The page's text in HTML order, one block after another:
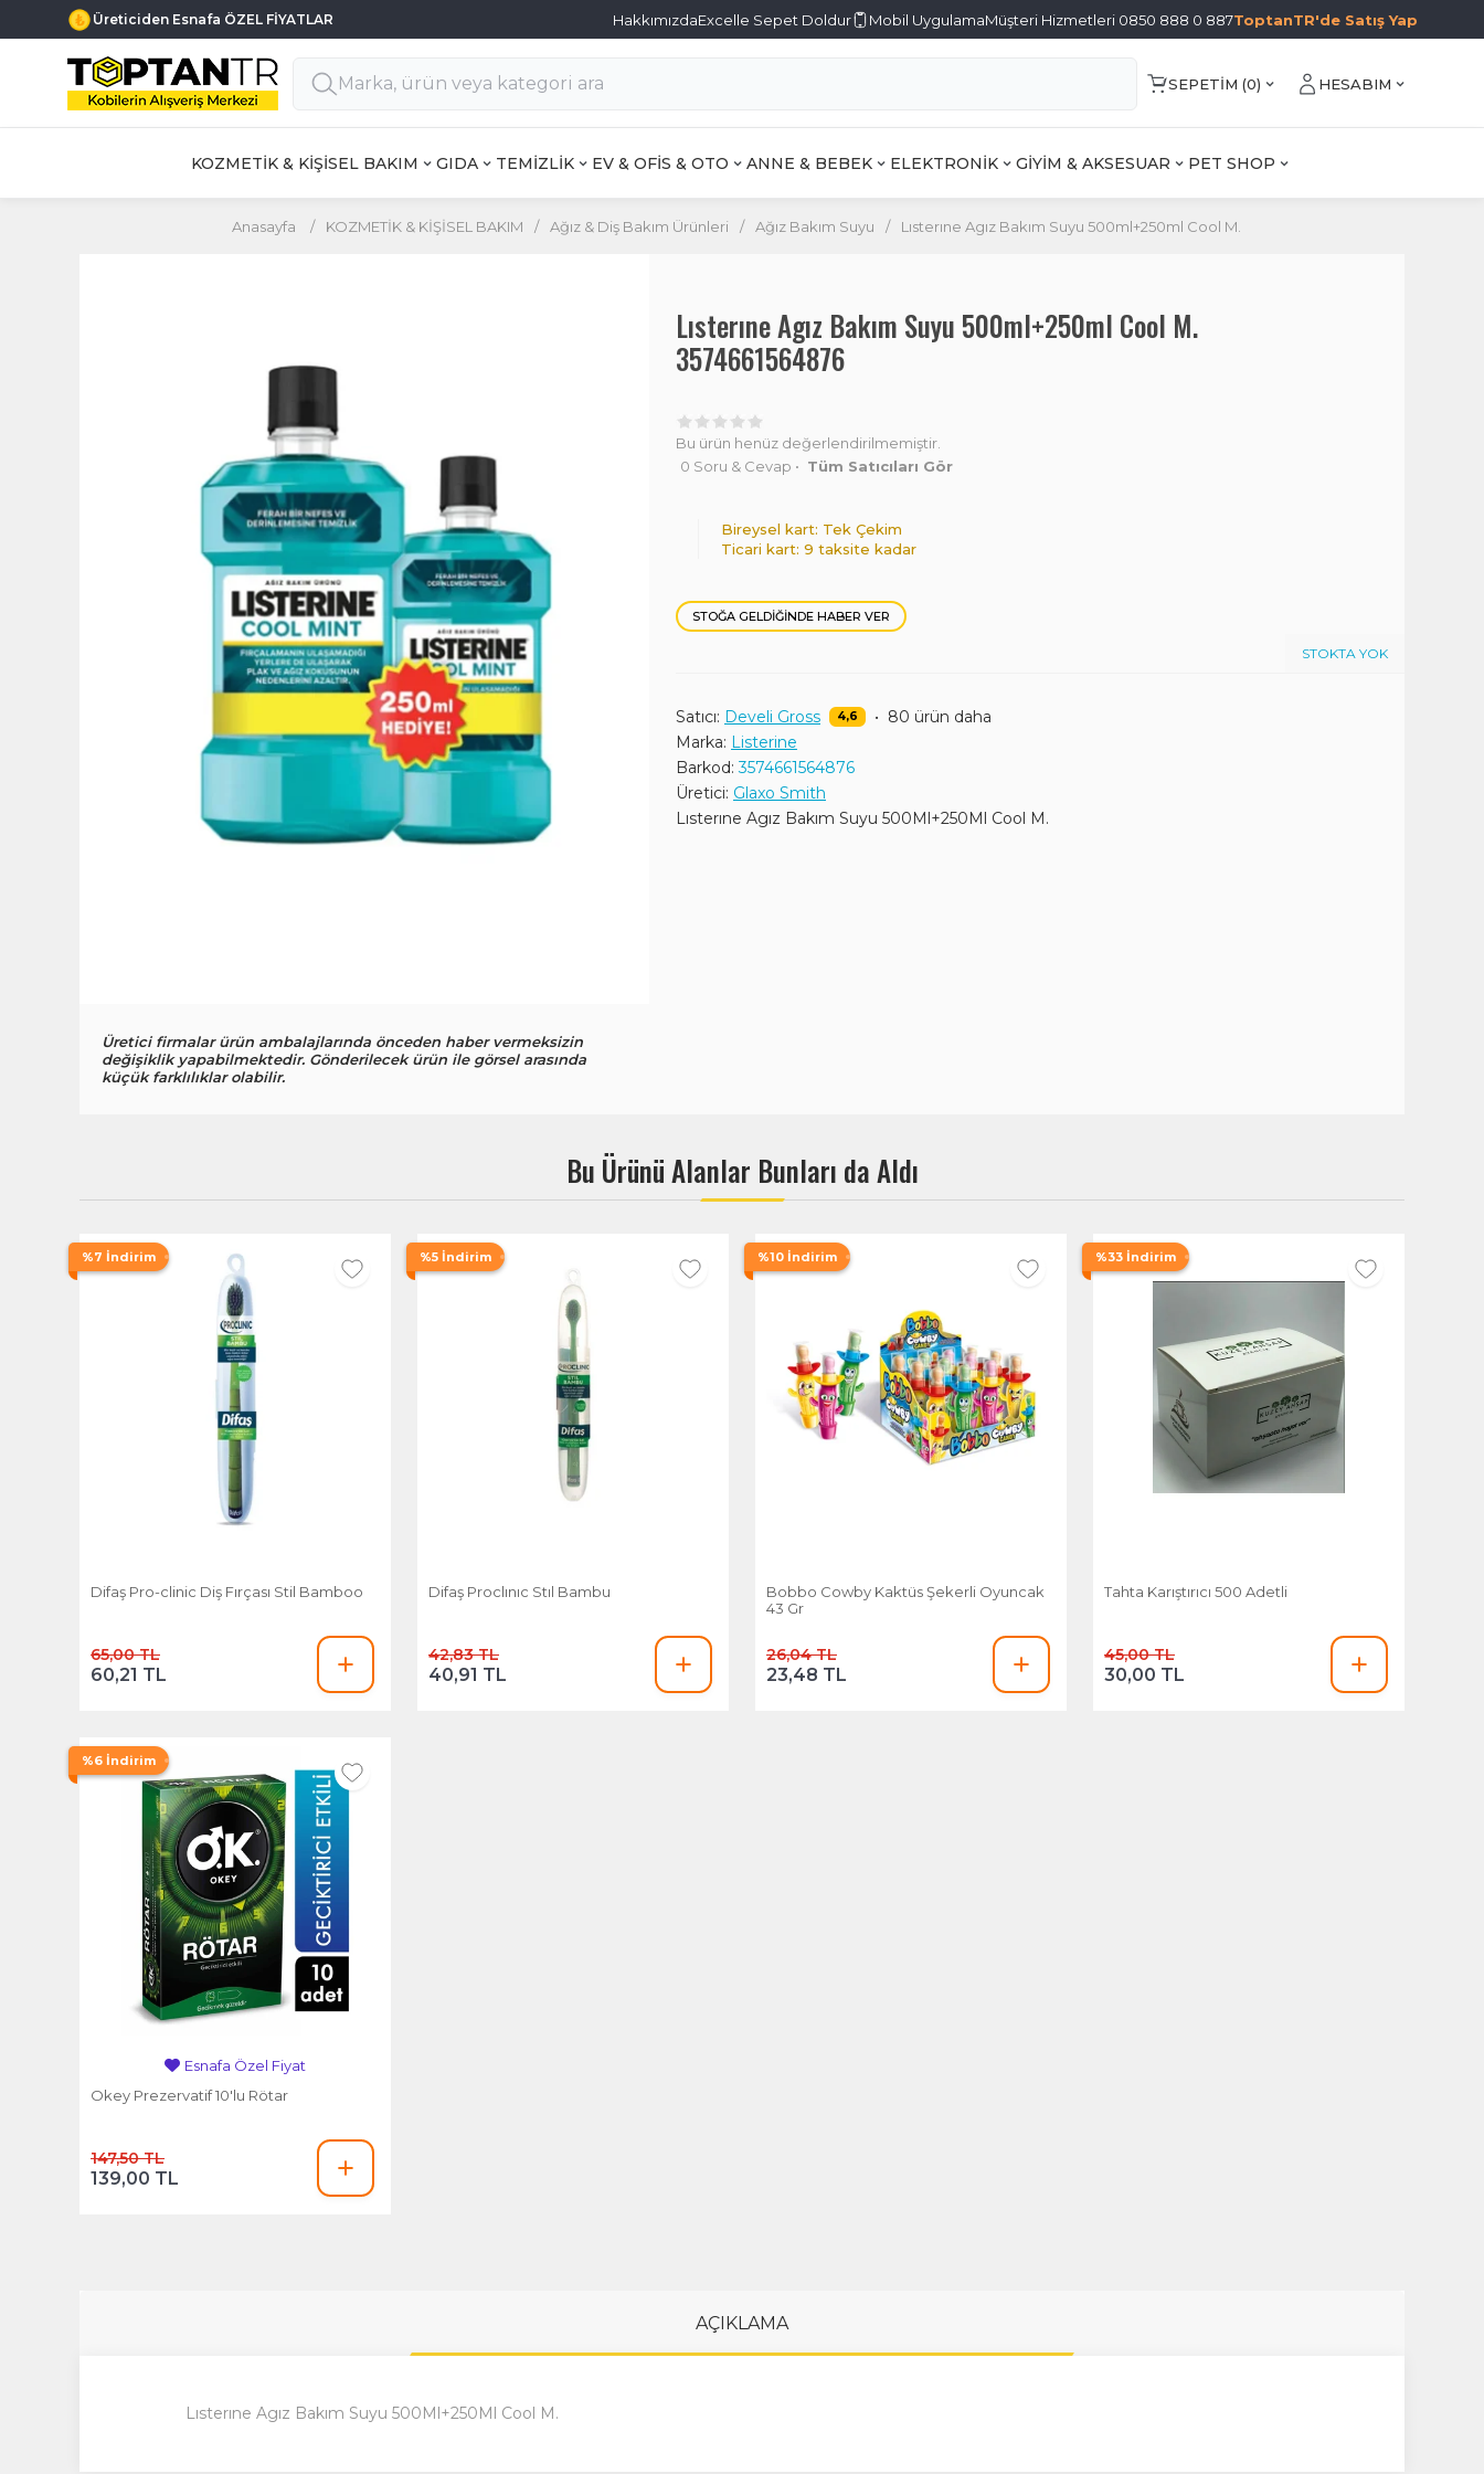
Üreticiden Esnafa ÖZEL FİYATLAR HakkımızdaExcelle Sepet Doldur Mobil UygulamaMüşteri Hizmetleri 0850 888 0 887ToptanTR'de Satış Yap
SEPETIM (0) HESABIM
KOZMETİK & KİŞİSEL BAKIM GIDA TEMİZLİK EV & OFİS & OTO ANNE & BEBEK ELEKTRONİK GİYİM & AKSESUAR PET SHOP
Anasayfa / KOZMETİK & KİŞİSEL BAKIM / Ağız & Diş Bakım Ürünleri / Ağız Bakım Suyu / Lısterıne Agız Bakım Suyu 500ml+250ml Cool M.
Üretici firmalar ürün ambalajlarında önceden haber vermeksizin
değişiklik yapabilmektedir. Gönderilecek ürün ile görsel arasında
küçük farklılıklar olabilir.
Lısterıne Agız Bakım Suyu 500ml+250ml Cool M.
3574661564876
Bu ürün henüz değerlendirilmemiştir.
0 Soru & Cevap • Tüm Satıcıları Gör
Bireysel kart: Tek Çekim
Ticari kart: 9 taksite kadar
STOKTA YOK
STOĞA GELDIĞINDE HABER VER
Satıcı: Develi Gross 4,6 • 80 ürün daha
Marka: Listerine
Barkod: 3574661564876
Üretici: Glaxo Smith
Lısterıne Agız Bakım Suyu 500Ml+250Ml Cool M.
Bu Ürünü Alanlar Bunları da Aldı
%7 İndirim
Difaş Pro-clinic Diş Fırçası Stil Bamboo
65,00 TL
60,21 TL
%5 İndirim
Difaş Proclınıc Stıl Bambu
42,83 TL
40,91 TL
%10 İndirim
Bobbo Cowby Kaktüs Şekerli Oyuncak
43 Gr
26,04 TL
23,48 TL
%33 İndirim
Tahta Karıştırıcı 500 Adetli
45,00 TL
30,00 TL
%6 İndirim
Avantajlı Fiyat
Okey Prezervatif 10'lu Rötar
147,50 TL
139,00 TL
AÇIKLAMA
Lısterıne Agız Bakım Suyu 500Ml+250Ml Cool M.